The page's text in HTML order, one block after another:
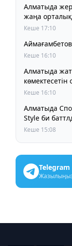
Алматыда жер
жаңа
Кеше 17:10
Кеше 16:10
Алматыда
Кеше 16:10
Алматыда
Style би
Кеше 15:08
Telegram